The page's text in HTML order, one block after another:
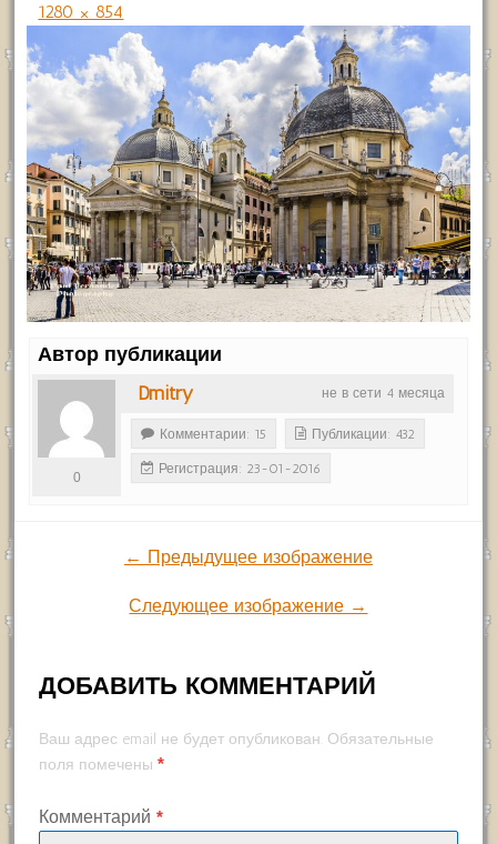
1280 × 854
Автор публикации
не в сети 4 месяца
Dmitry
0
Комментарии: 15 Публикации: 432
Регистрация: 23-01-2016
← Предыдущее изображение
Следующее изображение →
ДОБАВИТЬ КОММЕНТАРИЙ
Ваш адрес email не будет опубликован. Обязательные
поля помечены *
Комментарий *